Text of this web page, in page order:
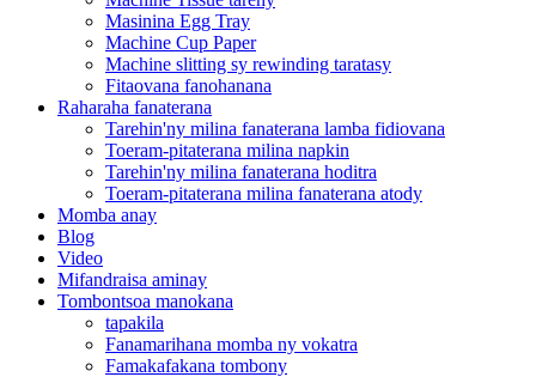
Masinina Egg Tray
Machine Cup Paper
Machine slitting sy rewinding taratasy
Fitaovana fanohanana
Raharaha fanaterana
Tarehin'ny milina fanaterana lamba fidiovana
Toeram-pitaterana milina napkin
Tarehin'ny milina fanaterana hoditra
Toeram-pitaterana milina fanaterana atody
Momba anay
Blog
Video
Mifandraisa aminay
Tombontsoa manokana
tapakila
Fanamarihana momba ny vokatra
Famakafakana tombony